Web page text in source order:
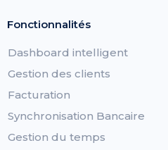
Fonctionnalités
Dashboard intelligent
Gestion des clients
Facturation
Synchronisation Bancaire
Gestion du temps